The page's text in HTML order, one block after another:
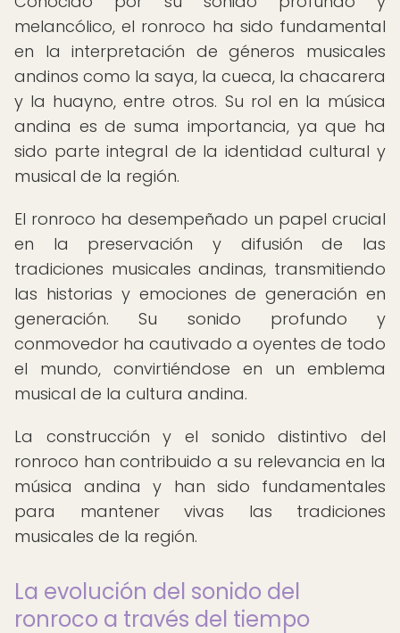
melancólico, el ronroco ha sido fundamental
en la interpretación de géneros musicales
andinos como la saya, la cueca, la chacarera
y la huayno, entre otros. Su rol en la música
andina es de suma importancia, ya que ha
sido parte integral de la identidad cultural y
musical de la región.
El ronroco ha desempeñado un papel crucial
en la preservación y difusión de las
tradiciones musicales andinas, transmitiendo
las historias y emociones de generación en
generación. Su sonido profundo y
conmovedor ha cautivado a oyentes de todo
el mundo, convirtiéndose en un emblema
musical de la cultura andina.
La construcción y el sonido distintivo del
ronroco han contribuido a su relevancia en la
música andina y han sido fundamentales
para mantener vivas las tradiciones
musicales de la región.
La evolución del sonido del
ronroco a través del tiempo